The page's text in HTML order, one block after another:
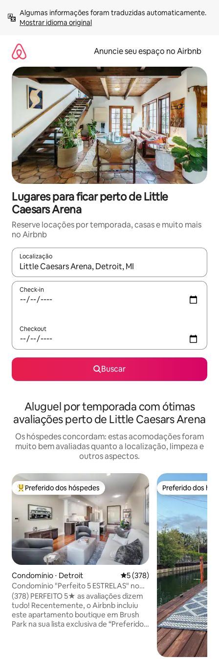
para
Mostrar idioma original
Anuncie seu espaço no Airbnb
Lugares para ficar perto de Little
Caesars Arena
Reserve locações por temporada, casas e muito mais
no Airbnb
Localização
Quando os resultados estiverem disponíveis, explore-os
Check-in
Checkout
Buscar
Aluguel por temporada com ótimas
avaliações perto de Little Caesars Arena
Os hóspedes concordam: estas acomodações foram
muito bem avaliadas quanto a localização, limpeza e
outros aspectos.
Entre os melhores preferidos dos hóspedes
Preferido dos hóspedes
Condomínio ⋅ Detroit 5 de uma avaliação média de
5 (378)
Condomínio "Perfeito 5 ESTRELAS" no
Coração de Brush Park
(378) PERFEITO 5★ as avaliações dizem
tudo! Recentemente, o Airbnb incluiu
este apartamento boutique em Brush
Park na sua lista exclusiva de “Preferidos
Preferido dos
Preferido dos